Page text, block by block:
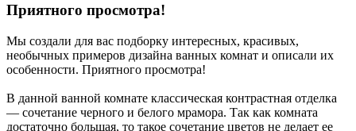
Приятного просмотра!
Мы создали для вас подборку интересных, красивых,
необычных примеров дизайна ванных комнат и описали их
особенности. Приятного просмотра!
В данной ванной комнате классическая контрастная отделка
— сочетание черного и белого мрамора. Так как комната
достаточно большая, то такое сочетание цветов не делает ее